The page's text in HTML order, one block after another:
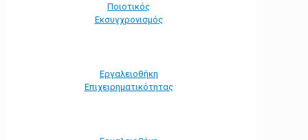
Ποιοτικός
Εκσυγχρονισμός
Εργαλειοθήκη
Eπιχειρηματικότητας